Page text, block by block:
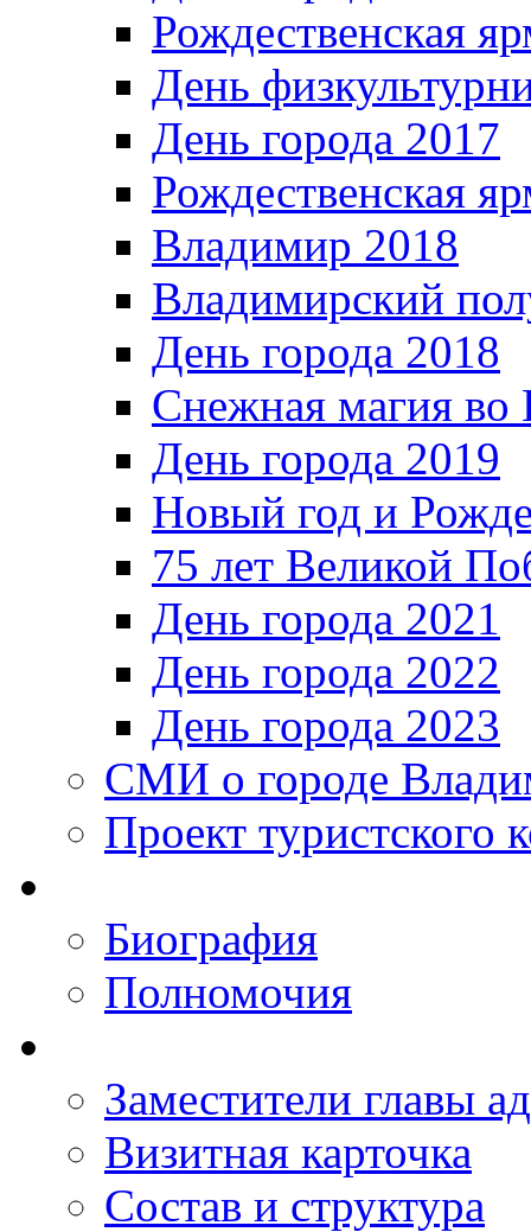
Рождественская
День
День города 2017
Рождественская
Владимир 2018
Владимирский
День города 2018
Снежная магия во
День города 2019
Новый год и
75 лет Великой
День города 2021
День города 2022
День города 2023
СМИ о городе
Проект туристского
Биография
Полномочия
Заместители главы
Визитная карточка
Состав и структура